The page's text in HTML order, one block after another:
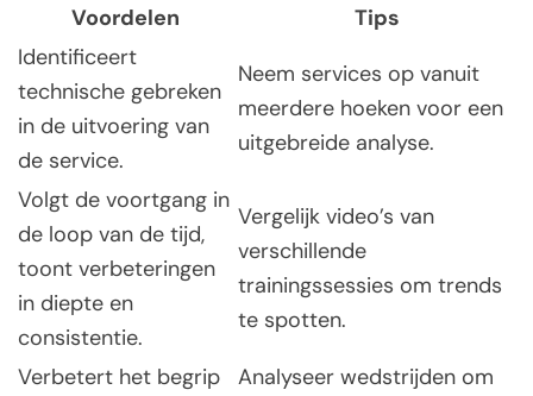
Voordelen
Tips
Identificeert
technische gebreken
in de uitvoering van
de service.
Neem services op vanuit
meerdere hoeken voor een
uitgebreide analyse.
Volgt de voortgang in
de loop van de tijd,
toont verbeteringen
in diepte en
consistentie.
Vergelijk video’s van
verschillende
trainingssessies om trends
te spotten.
Verbetert het begrip
Analyseer wedstrijden om